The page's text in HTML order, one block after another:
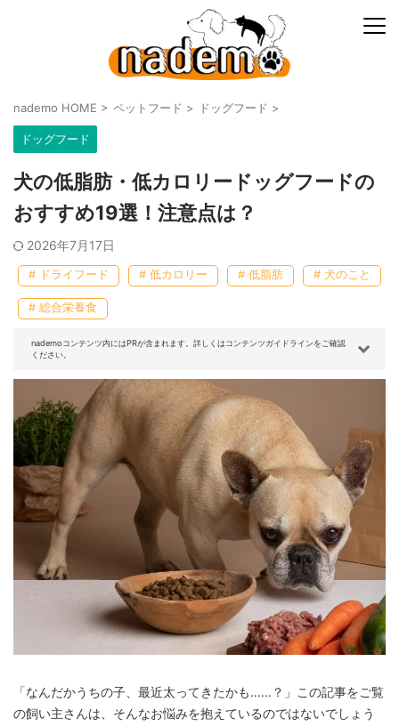
nademo HOME > ペットフード > ドッグフード >
ドッグフード
犬の低脂肪・低カロリードッグフードの
おすすめ19選！注意点は？
2026年7月17日
# ドライフード # 低カロリー # 低脂肪 # 犬のこと
# 総合栄養食
nademoコンテンツ内にはPRが含まれます。詳しくはコンテンツガイドラインをご確認
ください。
「なんだかうちの子、最近太ってきたかも……？」この記事をご覧
の飼い主さんは、そんなお悩みを抱えているのではないでしょう